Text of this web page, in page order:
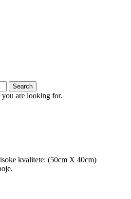
Search
you are looking for.
kvalitete: (50cm X 40cm)